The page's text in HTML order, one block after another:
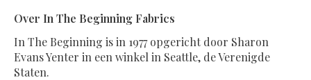
Over In The Beginning Fabrics
In The Beginning is in 1977 opgericht door Sharon
Evans Yenter in een winkel in Seattle, de Verenigde
Staten.